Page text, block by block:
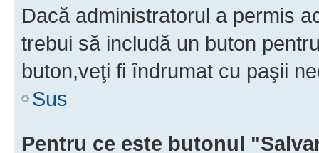
Dacă administratorul a permis
trebui să includă un buton
buton,veţi fi îndrumat cu paşii
Sus
Pentru ce este butonul